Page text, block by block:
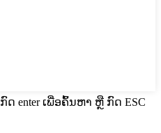
ກົດ enter ເພື່ອຄົ້ນຫາ ຫຼື ກົດ ESC